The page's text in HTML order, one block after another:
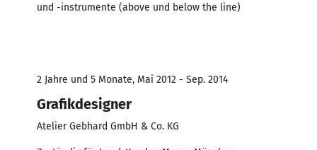
und -instrumente (above und below the line)
2 Jahre und 5 Monate, Mai 2012 - Sep. 2014
Grafikdesigner
Atelier Gebhard GmbH & Co. KG